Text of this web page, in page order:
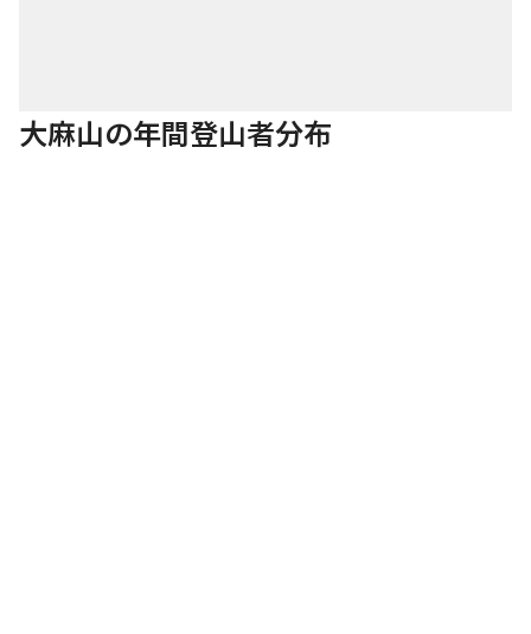
大麻山の年間登山者分布